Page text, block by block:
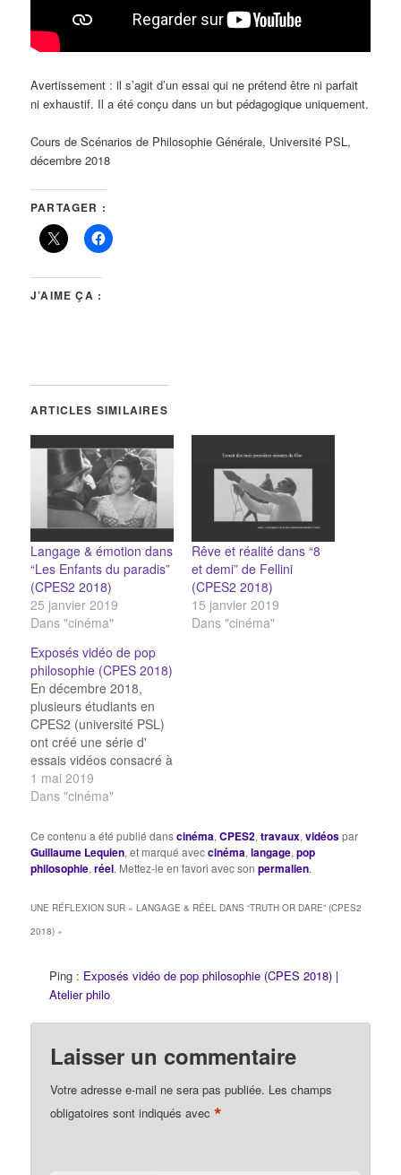
Avertissement : il s’agit d’un essai qui ne prétend être ni parfait
ni exhaustif. Il a été conçu dans un but pédagogique uniquement.
Cours de Scénarios de Philosophie Générale, Université PSL,
décembre 2018
PARTAGER :
J’AIME ÇA :
ARTICLES SIMILAIRES
Langage & émotion dans
“Les Enfants du paradis”
(CPES2 2018)
25 janvier 2019
Dans "cinéma"
Rêve et réalité dans “8
et demi” de Fellini
(CPES2 2018)
15 janvier 2019
Dans "cinéma"
Exposés vidéo de pop
philosophie (CPES 2018)
En décembre 2018,
plusieurs étudiants en
CPES2 (université PSL)
ont créé une série d'
essais vidéos consacré à
l'analyse philosophique
de films & de séries. Le
Good Place" Rêve et
réalité dans "8 et demi"
de Fellini Bioéthique &
piel que habito"
1 mai 2019
Dans "cinéma"
Ce contenu a été publié danscinéma,CPES2,travaux,vidéospar
Guillaume Lequien, et marqué aveccinéma,langage,pop
philosophie,réel. Mettez-le en favori avec sonpermalien.
UNE RÉFLEXION SUR «LANGAGE & RÉEL DANS “TRUTH OR DARE” (CPES2
2018) »
Ping : Exposés vidéo de pop philosophie (CPES 2018) |
Atelier philo
Laisser un commentaire
Votre adresse e-mail ne sera pas publiée. Les champs
obligatoires sont indiqués avec*